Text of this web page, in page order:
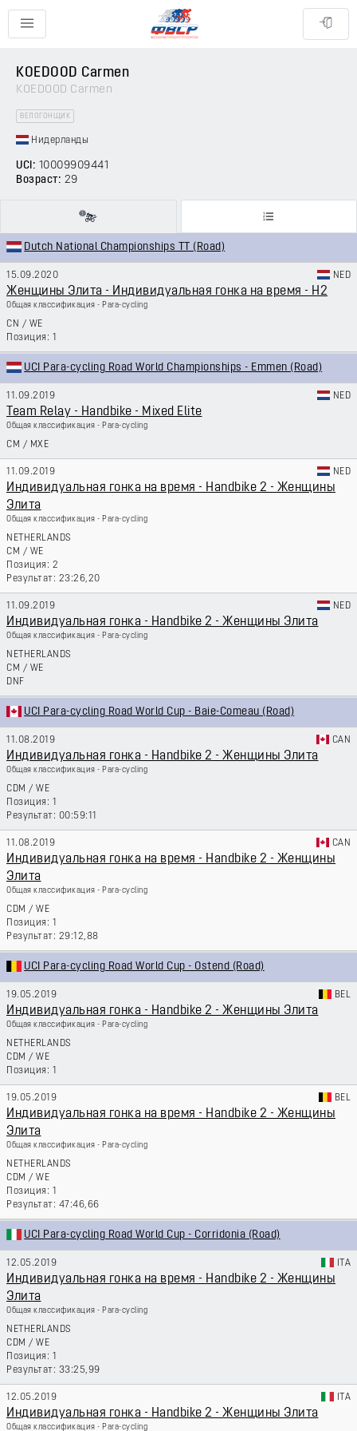
KOEDOOD Carmen
KOEDOOD Carmen
ВЕЛОГОНЩИК
Нидерланды
UCI: 10009909441
Возраст: 29
Dutch National Championships TT (Road)
15.09.2020 NED
Женщины Элита - Индивидуальная гонка на время - H2
Общая классификация - Para-cycling
CN / WE
1
UCI Para-cycling Road World Championships - Emmen (Road)
11.09.2019 NED
Team Relay - Handbike - Mixed Elite
Общая классификация - Para-cycling
CM / MXE
11.09.2019 NED
Индивидуальная гонка на время - Handbike 2 - Женщины
Элита
Общая классификация - Para-cycling
NETHERLANDS
CM / WE
2
23:26,20
11.09.2019 NED
Индивидуальная гонка - Handbike 2 - Женщины Элита
Общая классификация - Para-cycling
NETHERLANDS
CM / WE
DNF
UCI Para-cycling Road World Cup - Baie-Comeau (Road)
11.08.2019 CAN
Индивидуальная гонка - Handbike 2 - Женщины Элита
Общая классификация - Para-cycling
CDM / WE
1
00:59:11
11.08.2019 CAN
Индивидуальная гонка на время - Handbike 2 - Женщины
Элита
Общая классификация - Para-cycling
CDM / WE
1
29:12,88
UCI Para-cycling Road World Cup - Ostend (Road)
19.05.2019 BEL
Индивидуальная гонка - Handbike 2 - Женщины Элита
Общая классификация - Para-cycling
NETHERLANDS
CDM / WE
1
19.05.2019 BEL
Индивидуальная гонка на время - Handbike 2 - Женщины
Элита
Общая классификация - Para-cycling
NETHERLANDS
CDM / WE
1
47:46,66
UCI Para-cycling Road World Cup - Corridonia (Road)
12.05.2019 ITA
Индивидуальная гонка на время - Handbike 2 - Женщины
Элита
Общая классификация - Para-cycling
NETHERLANDS
CDM / WE
1
33:25,99
12.05.2019 ITA
Индивидуальная гонка - Handbike 2 - Женщины Элита
Общая классификация - Para-cycling